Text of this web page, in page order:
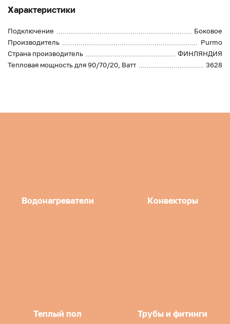
Характеристики
Подключение
Боковое
Производитель
Purmo
Страна производитель
ФИНЛЯНДИЯ
Тепловая мощность для 90/70/20, Ватт
3628
Водонагреватели Конвекторы
Теплый пол Трубы и фитинги